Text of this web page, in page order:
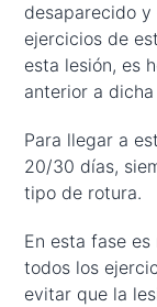
desaparecido
ejercicios de
esta lesión, es
anterior a dicha
Para llegar a
20/30 días,
tipo de rotura.
En esta fase
todos los
evitar que la